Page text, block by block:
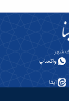
واتساپ
ایتا